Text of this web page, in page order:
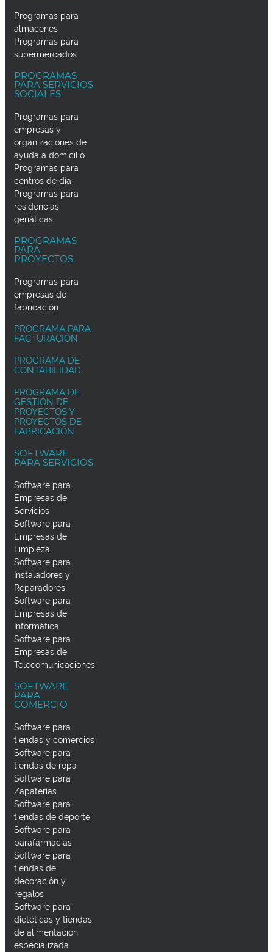
Programas para
almacenes
Programas para
supermercados
PROGRAMAS
PARA SERVICIOS
SOCIALES
Programas para
empresas y
organizaciones de
ayuda a domicilio
Programas para
centros de día
Programas para
residencias
geriáticas
PROGRAMAS
PARA
PROYECTOS
Programas para
empresas de
fabricación
PROGRAMA PARA
FACTURACIÓN
PROGRAMA DE
CONTABILIDAD
PROGRAMA DE
GESTIÓN DE
PROYECTOS Y
PROYECTOS DE
FABRICACIÓN
SOFTWARE
PARA SERVICIOS
Software para
Empresas de
Servicios
Software para
Empresas de
Limpieza
Software para
Instaladores y
Reparadores
Software para
Empresas de
Informática
Software para
Empresas de
Telecomunicaciones
SOFTWARE
PARA
COMERCIO
Software para
tiendas y comercios
Software para
tiendas de ropa
Software para
Zapaterías
Software para
tiendas de deporte
Software para
parafarmacias
Software para
tiendas de
decoración y
regalos
Software para
dietéticas y tiendas
de alimentación
especializada